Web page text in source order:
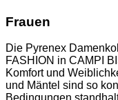
Frauen
Die Pyrenex
FASHION in CAMPI
Komfort und
und Mäntel sind so